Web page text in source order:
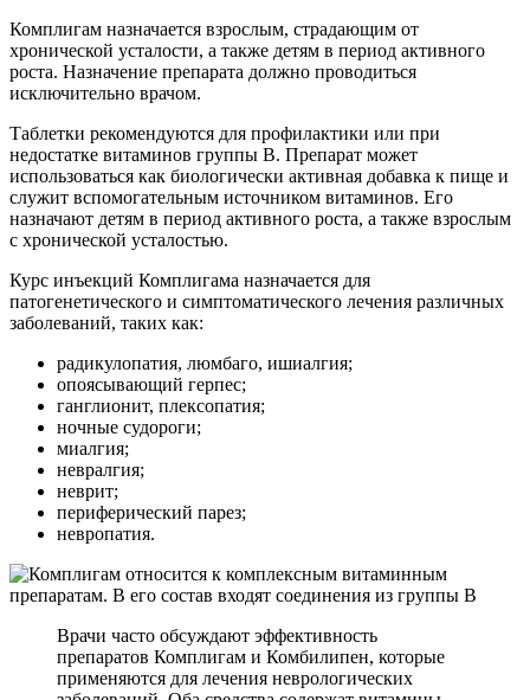
Комплигам назначается взрослым, страдающим от
хронической усталости, а также детям в период активного
роста. Назначение препарата должно проводиться
исключительно врачом.
Таблетки рекомендуются для профилактики или при
недостатке витаминов группы В. Препарат может
использоваться как биологически активная добавка к пище и
служит вспомогательным источником витаминов. Его
назначают детям в период активного роста, а также взрослым
с хронической усталостью.
Курс инъекций Комплигама назначается для
патогенетического и симптоматического лечения различных
заболеваний, таких как:
радикулопатия, люмбаго, ишиалгия;
опоясывающий герпес;
ганглионит, плексопатия;
ночные судороги;
миалгия;
невралгия;
неврит;
периферический парез;
невропатия.
Врачи часто обсуждают эффективность
препаратов Комплигам и Комбилипен, которые
применяются для лечения неврологических